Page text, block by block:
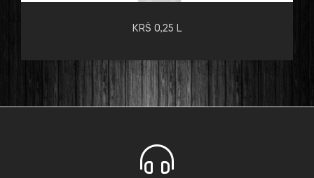
KRŠ 0,25 L